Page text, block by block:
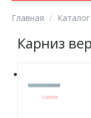
Главная Каталог
Карниз